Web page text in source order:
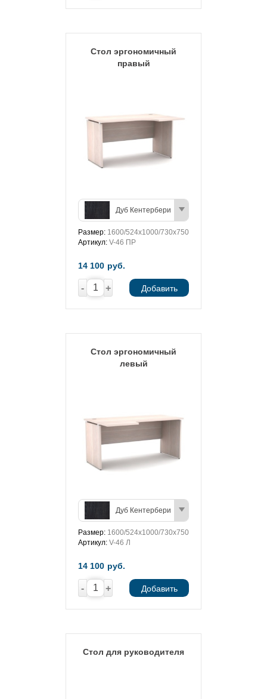
Стол эргономичный
правый
Дуб Кентербери
Размер: 1600/524х1000/730х750
Артикул: V-46 ПР
14 100 руб.
- + Добавить
Стол эргономичный
левый
Дуб Кентербери
Размер: 1600/524х1000/730х750
Артикул: V-46 Л
14 100 руб.
- + Добавить
Стол для руководителя